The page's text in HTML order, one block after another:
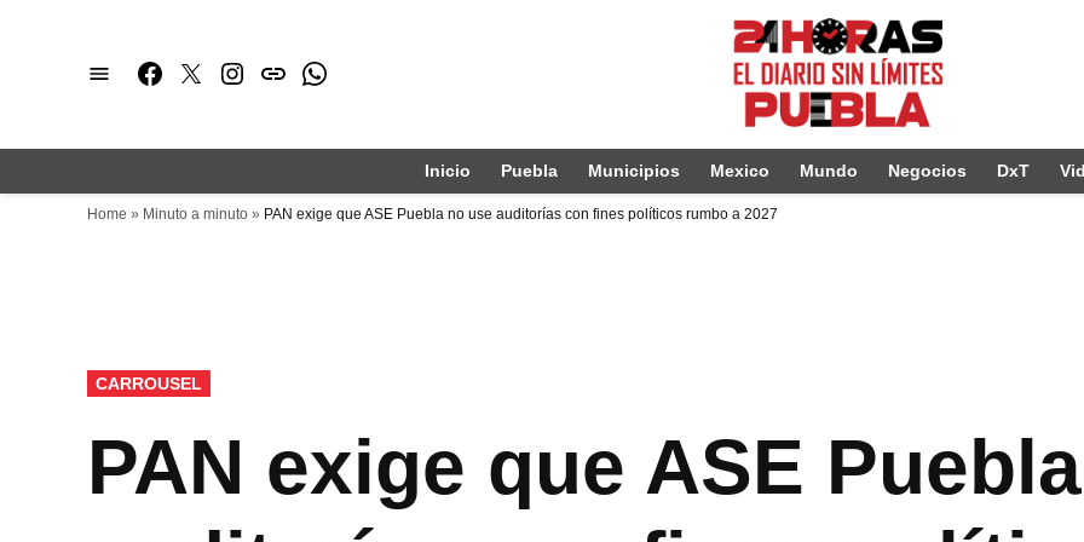
Facebook
TwitterInstagram
issuuWhatsapp
Inicio Puebla Municipios Mexico Mundo Negocios DxT
Home » Minuto a minuto » PAN exige que ASE Puebla no use auditorías con fines políticos rumbo a 2027
PUBLICADO
EN
CARROUSEL
PAN exige que ASE